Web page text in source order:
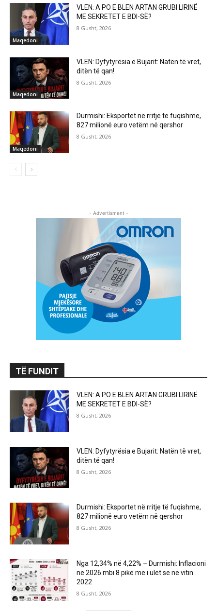
Maqedoni
VLEN: A PO E BLEN ARTAN GRUBI LIRINË
ME SEKRETET E BDI-SË?
8 Gusht, 2026
Maqedoni
VLEN: Dyfytyrësia e Bujarit: Natën të vret,
ditën të qan!
8 Gusht, 2026
Maqedoni
Durmishi: Eksportet në rritje të fuqishme,
827 milionë euro vetëm në qershor
8 Gusht, 2026
- Advertisment -
TË FUNDIT
VLEN: A PO E BLEN ARTAN GRUBI LIRINË
ME SEKRETET E BDI-SË?
8 Gusht, 2026
VLEN: Dyfytyrësia e Bujarit: Natën të vret,
ditën të qan!
8 Gusht, 2026
Durmishi: Eksportet në rritje të fuqishme,
827 milionë euro vetëm në qershor
8 Gusht, 2026
Nga 12,34% në 4,22% – Durmishi: Inflacioni
në 2026 mbi 8 pikë më i ulët se në vitin
2022
8 Gusht, 2026